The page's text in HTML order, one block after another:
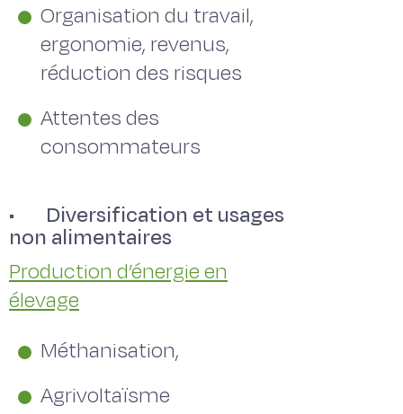
Organisation du travail,
ergonomie, revenus,
réduction des risques
Attentes des
consommateurs
• Diversification et usages
non alimentaires
Production d’énergie en
élevage
Méthanisation,
Agrivoltaïsme